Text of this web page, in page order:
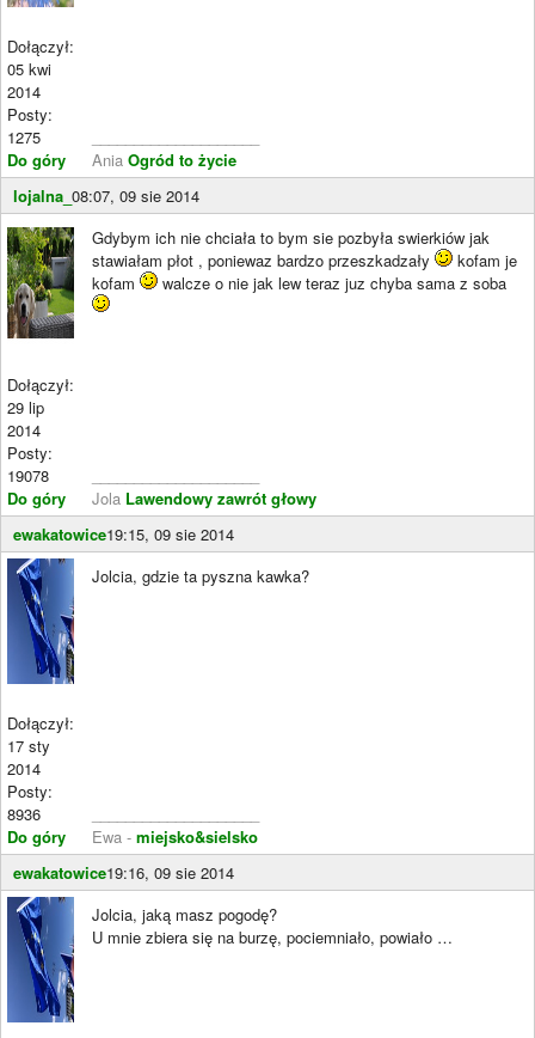
Dołączył:
05 kwi
2014
Posty:
1275
Do góry
Ania Ogród to życie
lojalna_ 08:07, 09 sie 2014
Dołączył:
29 lip
2014
Posty:
19078
Do góry
Gdybym ich nie chciała to bym sie pozbyła swierkiów jak
stawiałam płot , poniewaz bardzo przeszkadzały
kofam je
kofam
walcze o nie jak lew teraz juz chyba sama z soba
Jola Lawendowy zawrót głowy
ewakatowice19:15, 09 sie 2014
Dołączył:
17 sty
2014
Posty:
8936
Do góry
Jolcia, gdzie ta pyszna kawka?
Ewa - miejsko&sielsko
ewakatowice19:16, 09 sie 2014
Jolcia, jaką masz pogodę?
U mnie zbiera się na burzę, pociemniało, powiało …